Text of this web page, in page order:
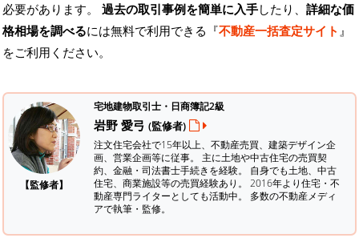
必要があります。 過去の取引事例を簡単に入手したり、 詳細な価
格相場を調べるには無料で利用できる『不動産一括査定サイト 』
をご利用ください。
【監修者】
宅地建物取引士・日商簿記2級
岩野 愛弓 (監修者)
注文住宅会社で15年以上、不動産売買、建築デザイン企
画、営業企画等に従事。 主に土地や中古住宅の売買契
約、金融・司法書士手続きを経験。 自身でも土地、中古
住宅、商業施設等の売買経験あり。 2016年より住宅・不
動産専門ライターとしても活動中。 多数の不動産メディ
アで執筆・監修。